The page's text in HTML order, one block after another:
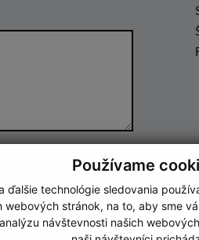
Používame
ďalšie technológie sledovania
webových stránok, na to, aby sme
návštevnosti našich
Google
Odoslať správu